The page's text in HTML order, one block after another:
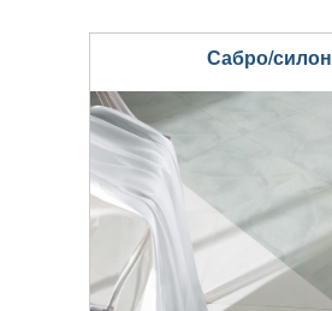
Сабро/силон